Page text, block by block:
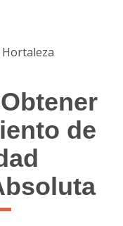
de